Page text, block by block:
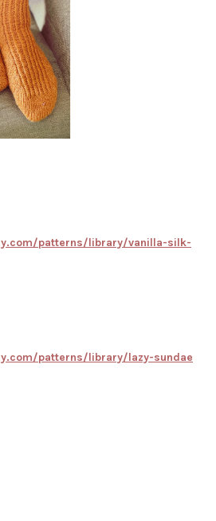
patterns/library/vanilla-silk-
patterns/library/lazy-sundae